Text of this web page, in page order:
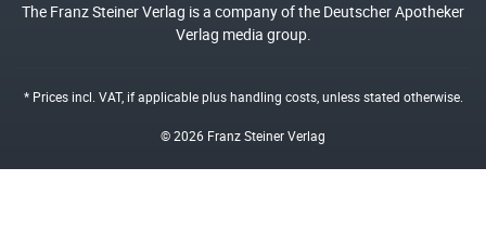
The Franz Steiner Verlag is a company of the Deutscher Apotheker
Verlag media group.
* Prices incl. VAT, if applicable plushandling costs, unless stated otherwise.
© 2026 Franz Steiner Verlag